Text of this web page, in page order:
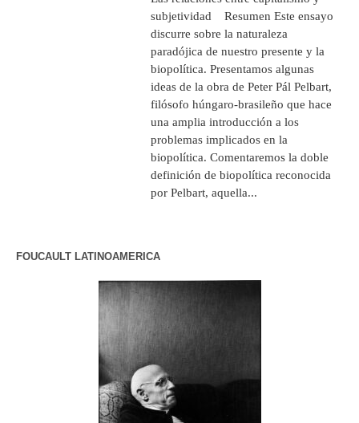
subjetividad Resumen Este ensayo
discurre sobre la naturaleza
paradójica de nuestro presente y la
biopolítica. Presentamos algunas
ideas de la obra de Peter Pál Pelbart,
filósofo húngaro-brasileño que hace
una amplia introducción a los
problemas implicados en la
biopolítica. Comentaremos la doble
definición de biopolítica reconocida
por Pelbart, aquella...
FOUCAULT LATINOAMERICA